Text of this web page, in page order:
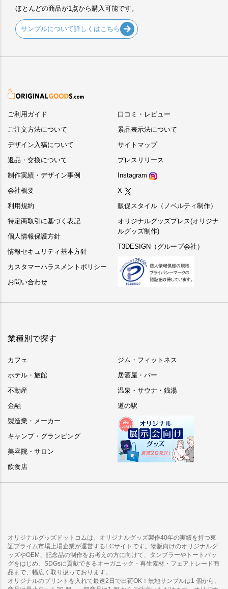
ほとんどの商品が1点から購入可能です。
サンプルについて詳しくはこちら
ご利用ガイド
ご注文方法について
デザイン入稿について
返品・交換について
制作実績・デザイン事例
会社概要
利用規約
特定商取引に基づく表記
個人情報保護方針
情報セキュリティ基本方針
カスタマーハラスメントポリシー
お問い合わせ
口コミ・レビュー
景品表示法について
サイトマップ
プレスリリース
Instagram
X
販促スタイル（ノベルティ制作）
オリジナルグッズプレス(オリジナ
ルグッズ制作)
T3DESIGN（グループ会社）
業種別で探す
カフェ
ホテル・旅館
不動産
金融
製造業・メーカー
キャンプ・グランピング
美容院・サロン
飲食店
ジム・フィットネス
居酒屋・バー
温泉・サウナ・銭湯
道の駅
オリジナルグッズドットコムは、オリジナルグッズ製作40年の実績を持つ東
証プライム市場上場企業が運営するECサイトです。物販向けのオリジナルグ
ッズやOEM、記念品の制作をお考えの方に向けて、タンブラーやトートバッ
グをはじめ、SDGsに貢献できるオーガニック・再生素材・フェアトレード商
品まで、幅広く取り扱っております。
オリジナルのプリントを入れて最速2日で出荷OK！無地サンプルは1 個から、